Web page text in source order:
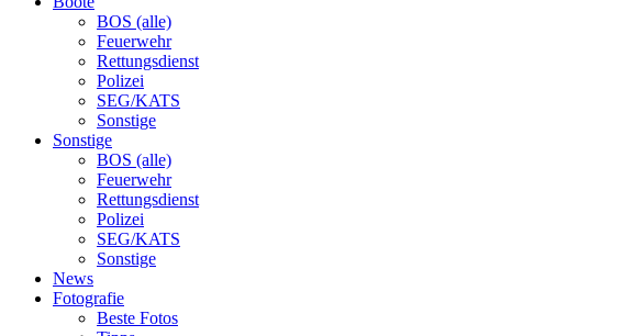
BOS (alle)
Feuerwehr
Rettungsdienst
Polizei
SEG/KATS
Sonstige
Sonstige
BOS (alle)
Feuerwehr
Rettungsdienst
Polizei
SEG/KATS
Sonstige
News
Fotografie
Beste Fotos